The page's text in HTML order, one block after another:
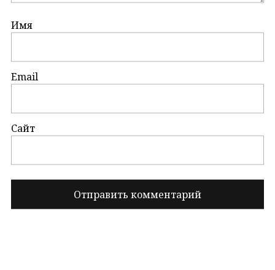
Имя
Email
Сайт